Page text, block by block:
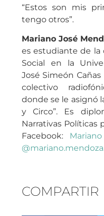
“Estos son mis
tengo otros”.
Mariano José
es estudiante de la
Social en la
José Simeón Cañas
colectivo
donde se le asignó
y Circo”. Es
Narrativas Políticas
Facebook:
COMPARTIR